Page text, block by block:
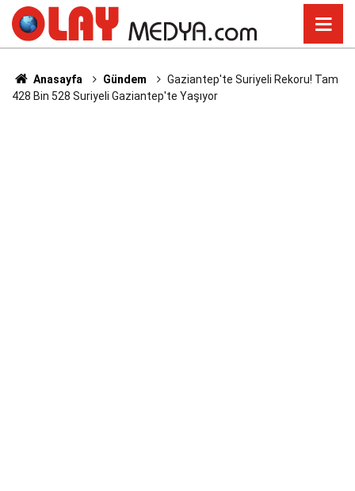
Anasayfa Gündem
Gaziantep'te Suriyeli Rekoru! Tam
428 Bin 528 Suriyeli Gaziantep'te Yaşıyor